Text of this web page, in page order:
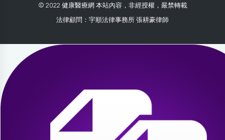
© 2022 健康醫療網 本站內容，非經授權，嚴禁轉載
法律顧問：宇順法律事務所 張耕豪律師